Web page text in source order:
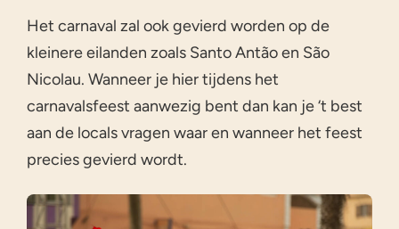
Het carnaval zal ook gevierd worden op de
kleinere eilanden zoals Santo Antão en São
Nicolau. Wanneer je hier tijdens het
carnavalsfeest aanwezig bent dan kan je ‘t best
aan de locals vragen waar en wanneer het feest
precies gevierd wordt.